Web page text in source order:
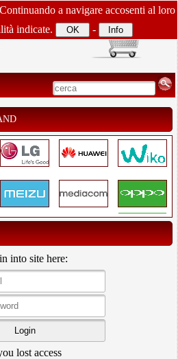
into site here:
lost access
a navigare accosenti al loro
indicate.
-